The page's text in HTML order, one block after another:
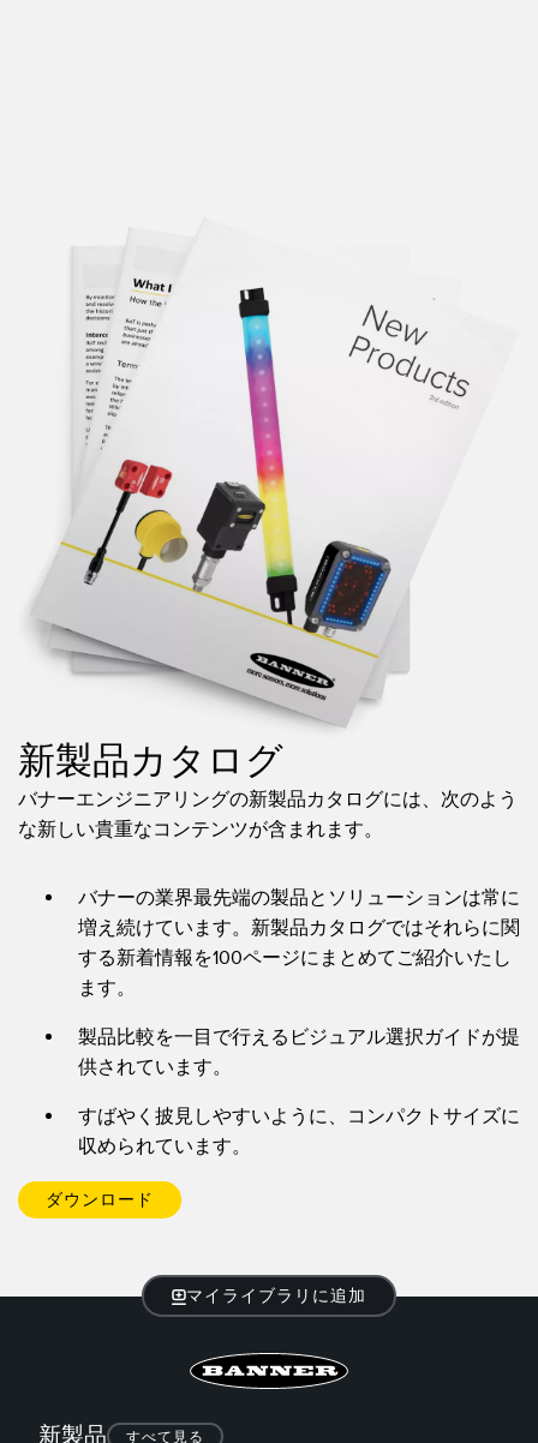
新製品カタログ
バナーエンジニアリングの新製品カタログには、次のよう
な新しい貴重なコンテンツが含まれます。
バナーの業界最先端の製品とソリューションは常に
増え続けています。新製品カタログではそれらに関
する新着情報を100ページにまとめてご紹介いたし
ます。
製品比較を一目で行えるビジュアル選択ガイドが提
供されています。
すばやく披見しやすいように、コンパクトサイズに
収められています。
ダウンロード
マイライブラリに追加
新製品 すべて見る